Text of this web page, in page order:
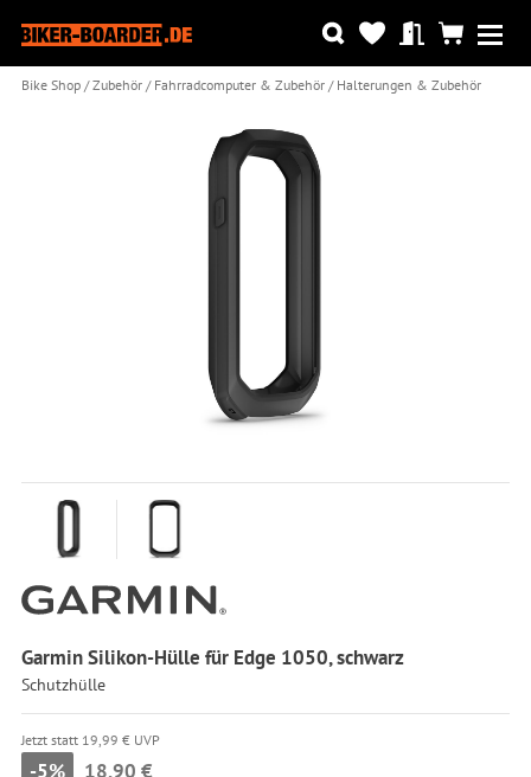
Bike Shop Zubehör Fahrradcomputer & Zubehör Halterungen & Zubehör
Garmin Silikon-Hülle für Edge 1050, schwarz
Schutzhülle
Jetzt statt 19,99 € UVP
-5% 18,90 €